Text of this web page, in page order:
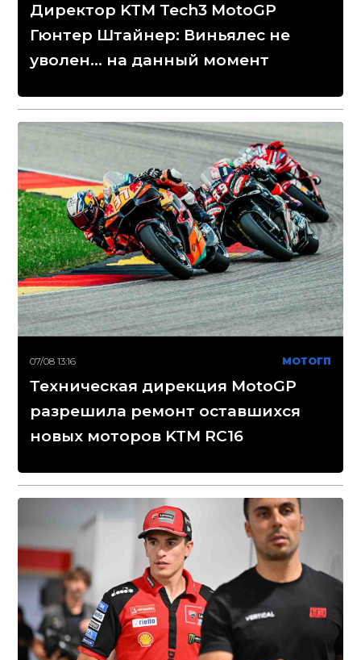
Директор KTM Tech3 MotoGP
Гюнтер Штайнер: Виньялес не
уволен... на данный момент
07/08 13:16 МОТОГП
Техническая дирекция MotoGP
разрешила ремонт оставшихся
новых моторов KTM RC16